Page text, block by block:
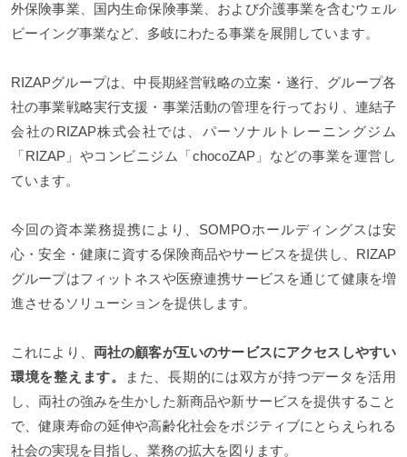
外保険事業、国内生命保険事業、および介護事業を含むウェル
ビーイング事業など、多岐にわたる事業を展開しています。
RIZAPグループは、中長期経営戦略の立案・遂行、グループ各
社の事業戦略実行支援・事業活動の管理を行っており、連結子
会社のRIZAP株式会社では、パーソナルトレーニングジム
「RIZAP」やコンビニジム「chocoZAP」などの事業を運営し
ています。
今回の資本業務提携により、SOMPOホールディングスは安
心・安全・健康に資する保険商品やサービスを提供し、RIZAP
グループはフィットネスや医療連携サービスを通じて健康を増
進させるソリューションを提供します。
これにより、 両社の顧客が互いのサービスにアクセスしやすい
環境を整えます。
また、長期的には双方が持つデータを活用
し、両社の強みを生かした新商品や新サービスを提供すること
で、健康寿命の延伸や高齢化社会をポジティブにとらえられる
社会の実現を目指し、業務の拡大を図ります。